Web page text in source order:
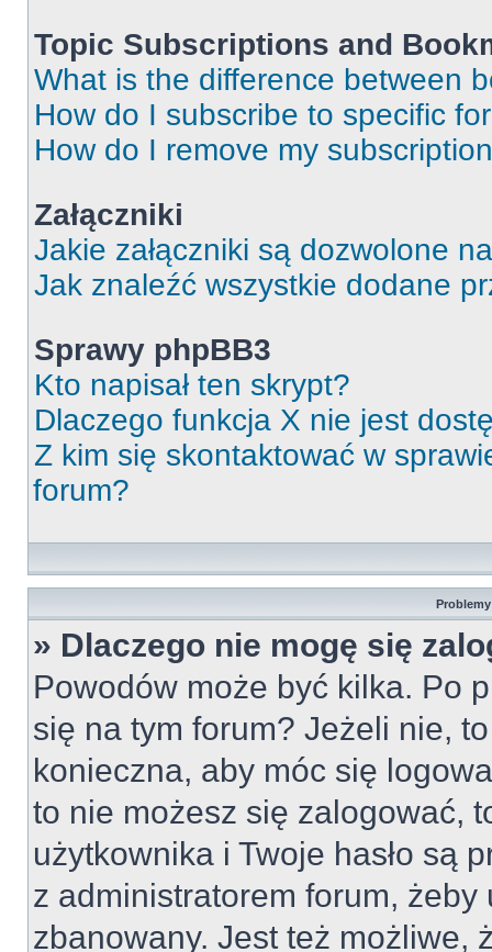
Topic Subscriptions and
What is the difference between
How do I subscribe to specific
How do I remove my
Załączniki
Jakie załączniki są dozwolone
Jak znaleźć wszystkie dodane
Sprawy phpBB3
Kto napisał ten skrypt?
Dlaczego funkcja X nie jest
Z kim się skontaktować w
forum?
» Dlaczego nie mogę się
Powodów może być kilka. Po
się na tym forum? Jeżeli nie,
konieczna, aby móc się
to nie możesz się zalogować,
użytkownika i Twoje hasło są
z administratorem forum, żeby
zbanowany. Jest też możliwe,